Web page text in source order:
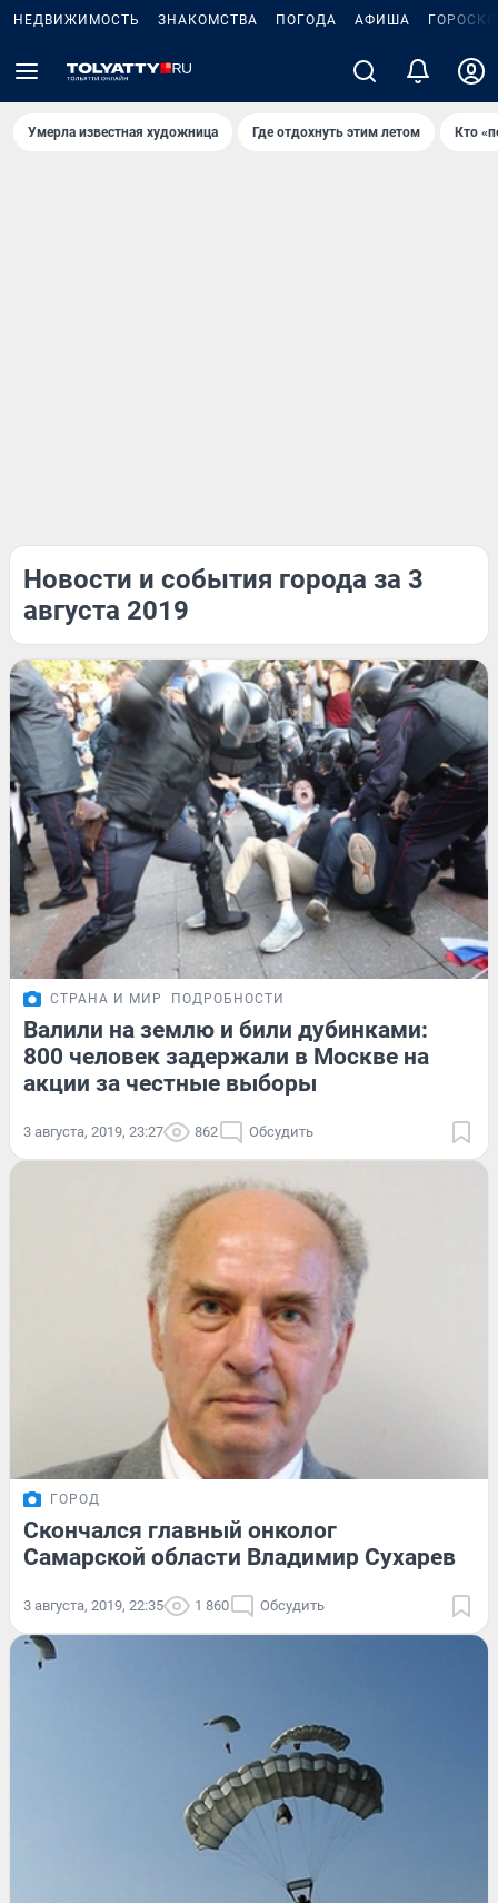
НЕДВИЖИМОСТЬ ЗНАКОМСТВА ПОГОДА АФИША
Умерла известная художница Где отдохнуть этим летом Кто
Новости и события города за 3
августа 2019
СТРАНА И МИР ПОДРОБНОСТИ
Валили на землю и били дубинками:
800 человек задержали в Москве на
акции за честные выборы
3 августа, 2019, 23:27 862 Обсудить
ГОРОД
Скончался главный онколог
Самарской области Владимир Сухарев
3 августа, 2019, 22:35 1 860 Обсудить